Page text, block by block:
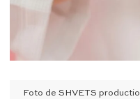
Foto de SHVETS